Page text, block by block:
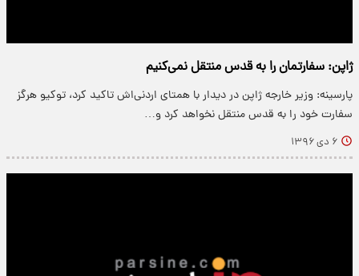
ژاپن: سفارتمان را به قدس منتقل نمی‌کنیم
پارسینه: وزیر خارجه ژاپن در دیدار با همتای اردنی‌اش تاکید کرد، توکیو هرگز
سفارت خود را به قدس منتقل نخواهد کرد و…
۶ دی ۱۳۹۶